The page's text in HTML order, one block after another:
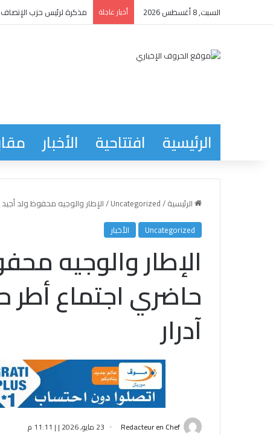
السبت, 8 أغسطس 2026 أخبار عاجلة مذكرة لرئيس حزب الإنصاف
الرئيسية افتتاحية الأخبار
الرئيسية/
Uncategorized
/الإطار والوجيه محفوظ ولد
Uncategorized
الأخبار
الإطار والوجيه
حاضري اجتماع أطر
آدرار
Redacteur en Chef 23 مايو, 2026 | | 11:11 م